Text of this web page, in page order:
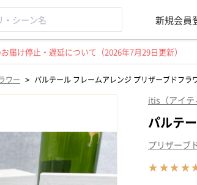
新規会員
け停止・遅延について（2026年7月29日更新）
ワー > パルテール フレームアレンジ プリザーブドフラ
itis（アイテ
パルテ
プリザーブ